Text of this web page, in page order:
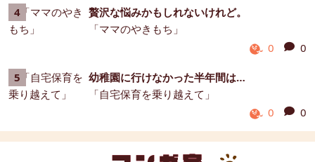
贅沢な悩みかもしれないけれど。
「ママのやきもち」
0
0
幼稚園に行けなかった半年間は…
「自宅保育を乗り越えて」
0
0